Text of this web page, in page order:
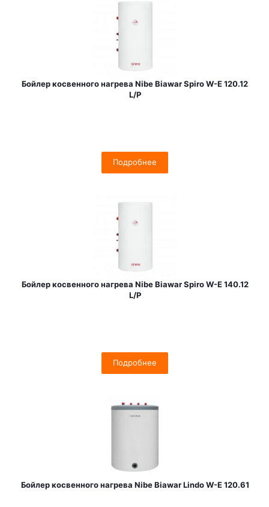
Бойлер косвенного нагрева Nibe Biawar Spiro W-E 120.12
L/P
Подробнее
Бойлер косвенного нагрева Nibe Biawar Spiro W-E 140.12
L/P
Подробнее
Бойлер косвенного нагрева Nibe Biawar Lindo W-E 120.61